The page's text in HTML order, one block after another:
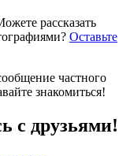
рассказать
Оставьте
частного
знакомиться!
с друзьями!